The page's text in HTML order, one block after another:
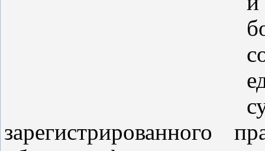
зарегистрированного